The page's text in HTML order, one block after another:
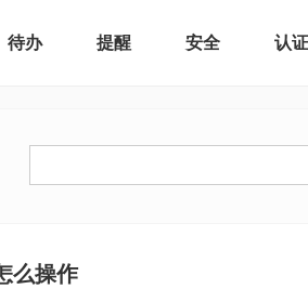
待办 提醒 安全 认证
么操作